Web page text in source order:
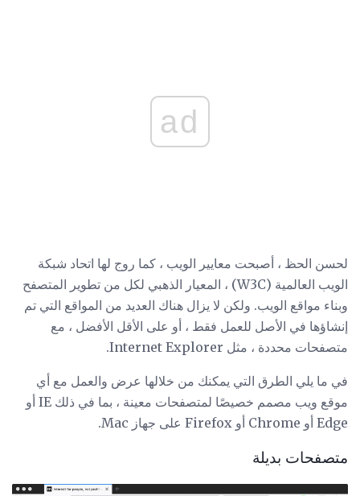
ad
لحسن الحظ ، أصبحت معايير الويب ، كما روج لها اتحاد شبكة
الويب العالمية (W3C) ، المعيار الذهبي لكل من تطوير المتصفح
وبناء مواقع الويب. ولكن لا يزال هناك العديد من المواقع التي تم
إنشاؤها في الأصل للعمل فقط ، أو على الأقل الأفضل ، مع
متصفحات محددة ، مثل Internet Explorer.
في ما يلي الطرق التي يمكنك من خلالها عرض والعمل مع أي
موقع ويب مصمم خصيصًا لمتصفحات معينة ، بما في ذلك IE أو
Edge أو Chrome أو Firefox على جهاز Mac.
متصفحات بديلة